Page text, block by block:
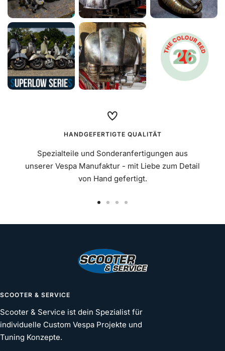
Scheibenbremse und Sitzbanktank
MEHR ERFAHREN
HANDGEFERTIGTE QUALITÄT
Spezialteile und Sonderanfertigungen aus
unserer Vespa Manufaktur - mit Liebe zum Detail
von Hand gefertigt.
SCOOTER & SERVICE
Scooter & Service ist dein Spezialist für
individuelle Custom Vespa Projekte und
Tuning Konzepte.